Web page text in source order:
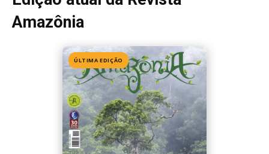
Edição 155· Julho 2026
📖 Ler agora